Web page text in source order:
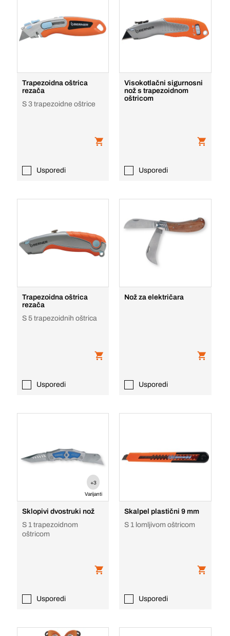
Trapezoidna oštrica
rezača
S 3 trapezoidne oštrice
Usporedi
Visokotlačni sigurnosni
nož s trapezoidnom
oštricom
Usporedi
Trapezoidna oštrica
rezača
S 5 trapezoidnih oštrica
Usporedi
Nož za električara
Usporedi
+3
Varijanti
Sklopivi dvostruki nož
S 1 trapezoidnom
oštricom
Usporedi
Skalpel plastični 9 mm
S 1 lomljivom oštricom
Usporedi